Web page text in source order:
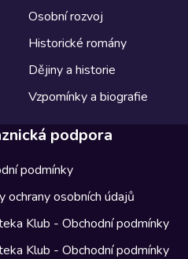
Osobní rozvoj
Historické romány
Dějiny a historie
Vzpomínky a biografie
podpora
podmínky
ochrany osobních údajů
Klub - Obchodní podmínky
Klub - Obchodní podmínky